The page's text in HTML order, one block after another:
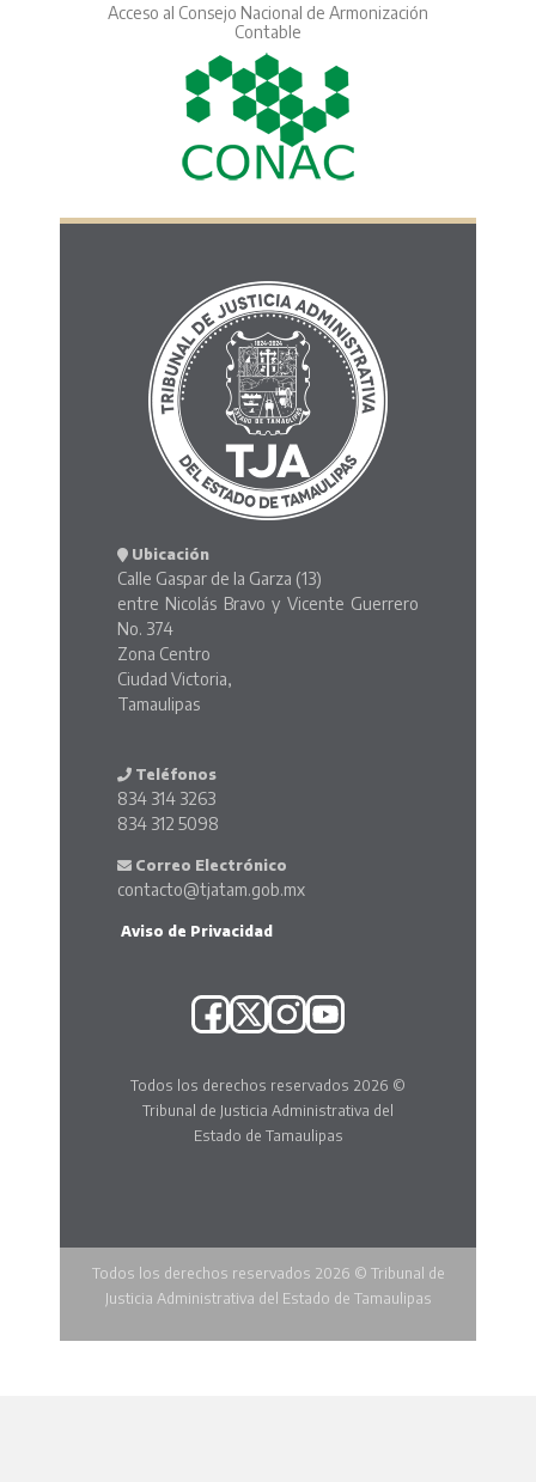
Acceso al Consejo Nacional de Armonización
Contable
Ubicación
Calle Gaspar de la Garza (13)
entre Nicolás Bravo y Vicente Guerrero
No. 374
Zona Centro
Ciudad Victoria,
Tamaulipas
Teléfonos
834 314 3263
834 312 5098
Correo Electrónico
contacto@tjatam.gob.mx
Aviso de Privacidad
Todos los derechos reservados 2026 ©
Tribunal de Justicia Administrativa del
Estado de Tamaulipas
Todos los derechos reservados 2026 © Tribunal de
Justicia Administrativa del Estado de Tamaulipas